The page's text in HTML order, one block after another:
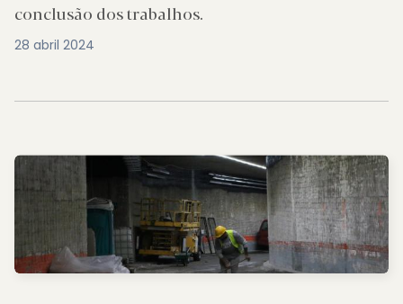
conclusão dos trabalhos.
28 abril 2024